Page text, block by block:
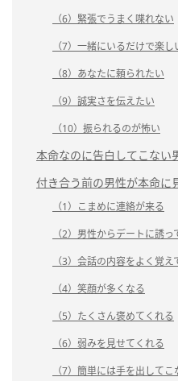
（6）緊張でうまく喋れない
（7）一緒にいるだけで楽し
（8）あなたに頼られたい
（9）誠実さを伝えたい
（10）振られるのが怖い
本命なのに告白してこない
付き合う前の男性が本命に
（1）こまめに連絡が来る
（2）男性からデートに誘っ
（3）会話の内容をよく覚え
（4）笑顔が多くなる
（5）たくさん褒めてくれる
（6）弱みを見せてくれる
（7）簡単には手を出してこ